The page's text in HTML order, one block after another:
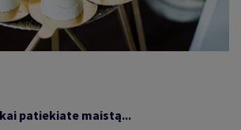
patiekiate maistą...